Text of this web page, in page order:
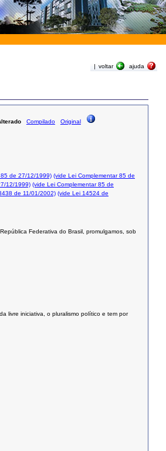
| voltar ajuda
Compilado Original
de 27/12/1999) (vide Lei Complementar 85 de
12/1999) (vide Lei Complementar 85 de
de 11/01/2002) (vide Lei 14524 de
Federativa do Brasil, promulgamos, sob
livre iniciativa, o pluralismo político e tem por